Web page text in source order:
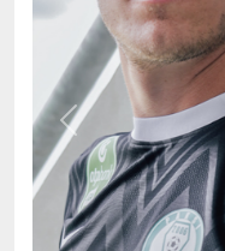
Previous